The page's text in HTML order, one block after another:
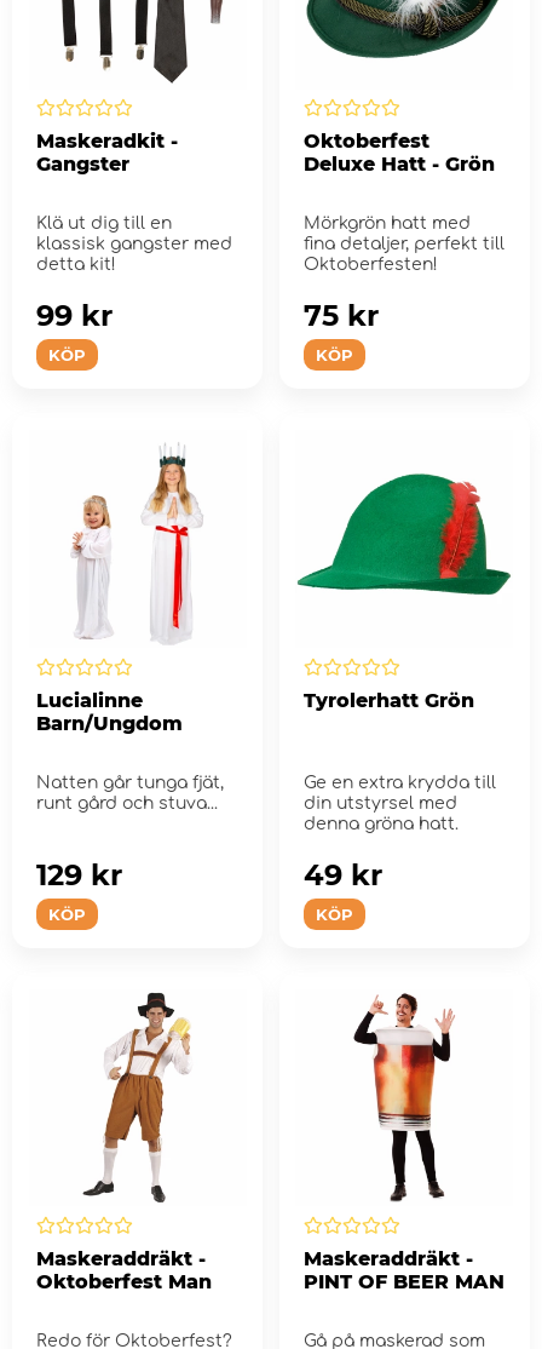
Maskeradkit -
Gangster
Klä ut dig till en
klassisk gangster med
detta kit!
KÖP
99 kr
Oktoberfest
Deluxe Hatt - Grön
Mörkgrön hatt med
fina detaljer, perfekt till
Oktoberfesten!
KÖP
75 kr
Lucialinne
Barn/Ungdom
Natten går tunga fjät,
runt gård och stuva...
KÖP
129 kr
Tyrolerhatt Grön
Ge en extra krydda till
din utstyrsel med
denna gröna hatt.
KÖP
49 kr
Maskeraddräkt -
Oktoberfest Man
Redo för Oktoberfest?
Maskeraddräkt -
PINT OF BEER MAN
Gå på maskerad som